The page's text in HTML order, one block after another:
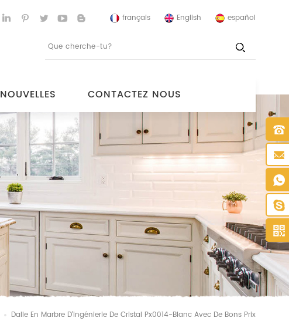
français English español
NOUVELLES CONTACTEZ NOUS
Dalle En Marbre D'ingénierie De Cristal Px0014-Blanc Avec De Bons Prix